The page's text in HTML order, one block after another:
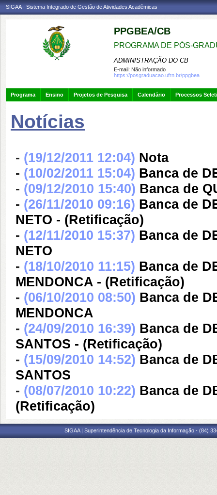
SIGAA - Sistema Integrado de Gestão de Atividades Acadêmicas
PPGBEA/CB
PROGRAMA DE PÓS-
ADMINISTRAÇÃO DO CB
E-mail: Não informado
https://posgraduacao.ufrn.br/ppgbea
Programa Ensino Projetos de Pesquisa Calendário Processos
Notícias
- (19/12/2011 12:04) Nota
- (10/02/2011 15:04) Banca de
- (09/12/2010 15:40) Banca de
- (26/11/2010 09:16) Banca de
NETO - (Retificação)
- (12/11/2010 15:37) Banca de
NETO
- (18/10/2010 11:15) Banca de
MENDONCA - (Retificação)
- (06/10/2010 08:50) Banca de
MENDONCA
- (24/09/2010 16:39) Banca de
SANTOS - (Retificação)
- (15/09/2010 14:52) Banca de
SANTOS
- (08/07/2010 10:22) Banca de
(Retificação)
SIGAA | Superintendência de Tecnologia da Informação - (84)